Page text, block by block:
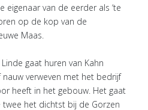
van de eerder als ‘te
op de kop van de
Maas.
gaat huren van Kahn
verweven met het bedrijf
heeft in het gebouw. Het gaat
het dichtst bij de Gorzen